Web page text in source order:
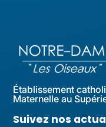
Établissement
Maternelle au
Suivez nos